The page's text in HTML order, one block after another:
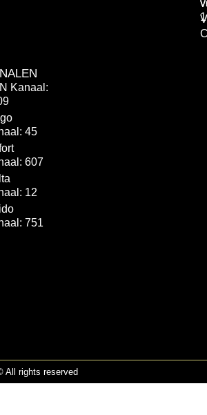
Kanaal:
45
607
12
751
All rights reserved